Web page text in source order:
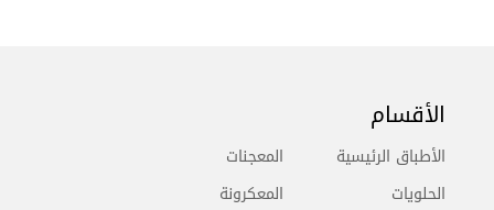
الأقسام
الأطباق الرئيسية
الحلويات
المعجنات
المعكرونة